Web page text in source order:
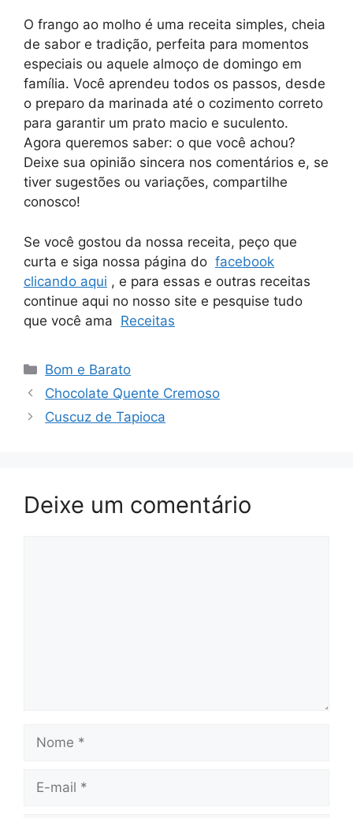
O frango ao molho é uma receita simples, cheia
de sabor e tradição, perfeita para momentos
especiais ou aquele almoço de domingo em
família. Você aprendeu todos os passos, desde
o preparo da marinada até o cozimento correto
para garantir um prato macio e suculento.
Agora queremos saber: o que você achou?
Deixe sua opinião sincera nos comentários e, se
tiver sugestões ou variações, compartilhe
conosco!
Se você gostou da nossa receita, peço que
curta e siga nossa página do facebook
clicando aqui , e para essas e outras receitas
continue aqui no nosso site e pesquise tudo
que você ama Receitas
Categorias
Bom e Barato
Chocolate Quente Cremoso
Cuscuz de Tapioca
Deixe um comentário
mail